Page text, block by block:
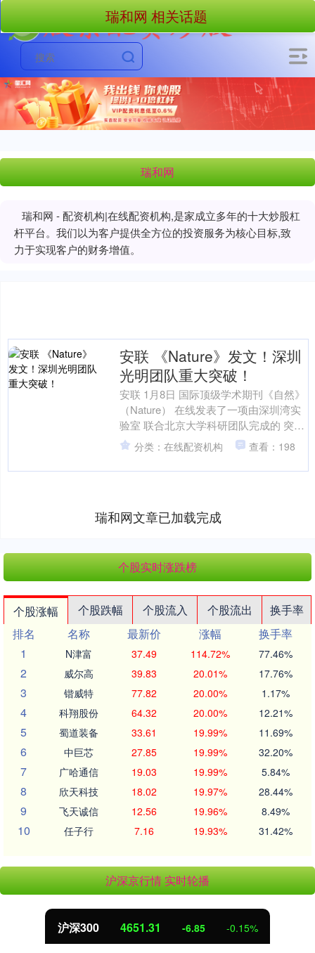
瑞和网
瑞和网 - 配资机构|在线配资机构,是家成立多年的十大炒股杠
杆平台。我们以为客户提供全方位的投资服务为核心目标,致
力于实现客户的财务增值。
瑞和网 相关话题
安联 《Nature》发文！深圳
光明团队重大突破！
安联 1月8日 国际顶级学术期刊《自然》
（Nature） 在线发表了一项由深圳湾实
验室 联合北京大学科研团队完成的 突破
性成果 团队首次利用“膜蛋白靶向降
解”技....
分类：在线配资机构 查看：198
瑞和网文章已加载完成
个股实时涨跌榜
个股涨幅 个股跌幅 个股流入 个股流出
换手率
排名
名称 最新价 涨幅
换手率
1
N津富 37.49 114.72% 77.46%
2 威尔高 39.83 20.01% 17.76%
3 锴威特 77.82 20.00% 1.17%
4 科翔股份 64.32 20.00% 12.21%
5 蜀道装备 33.61 19.99% 11.69%
6 中巨芯 27.85 19.99% 32.20%
7 广哈通信 19.03 19.99% 5.84%
8 欣天科技 18.02 19.97% 28.44%
9 飞天诚信 12.56 19.96% 8.49%
10 任子行 7.16 19.93% 31.42%
沪深京行情 实时轮播
沪深300 4651.31 -6.85 -0.15%